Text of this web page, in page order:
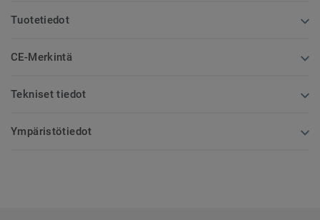
Tuotetiedot
CE-Merkintä
Tekniset tiedot
Ympäristötiedot